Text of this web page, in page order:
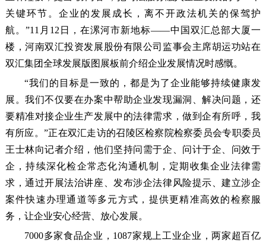
关键环节。企业的发展成长，离不开政法机关的保驾护
航。”11月12日，在漯河市新地标——中国双汇总部大厦一
楼，河南双汇投资发展股份有限公司监事会主席胡运功站在
双汇集团全球发展版图展板前介绍企业发展情况时感慨。
“我们的目标是一致的，都是为了企业能够持续健康发
展。我们不仅要在办案中帮助企业发现漏洞、解决问题，还
要精准对接企业生产发展中的法律需求，做到企有所呼，我
有所应。”正在双汇走访的召陵区检察院检察委员会专职委员
王士林向记者介绍，他们坚持问需于企、问计于企、问效于
企，持续深化检企常态化沟通机制，定期收集企业法律需
求，通过开展法治讲座、发布涉企法律风险提示、建立涉企
案件快速办理通道等多元方式，提供更精准高效的检察服
务，让企业安心经营、放心发展。
7000多家食品企业，1087家规上工业企业，两家超百亿